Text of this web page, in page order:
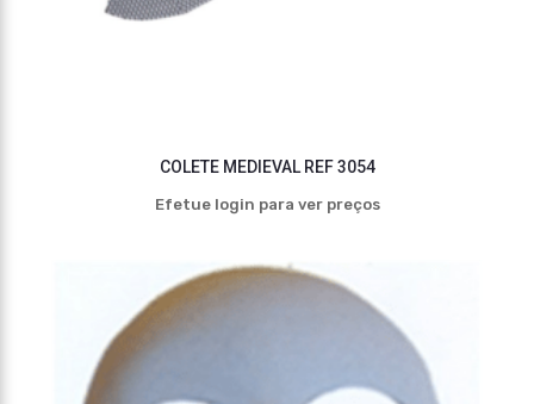
COLETE MEDIEVAL REF 3054
Efetue login para ver preços